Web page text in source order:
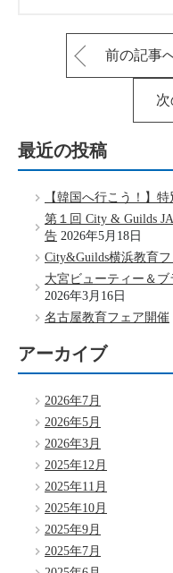
前の記事
最近の投稿
【韓国へ行こう！】
第１回 City & Guilds
告 2026年5月18日
City&Guilds横浜教育
大宮ビューティー＆
2026年3月16日
名古屋教育フェア開催
アーカイブ
2026年7月
2026年5月
2026年3月
2025年12月
2025年11月
2025年10月
2025年9月
2025年7月